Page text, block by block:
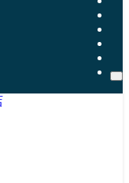
石材店